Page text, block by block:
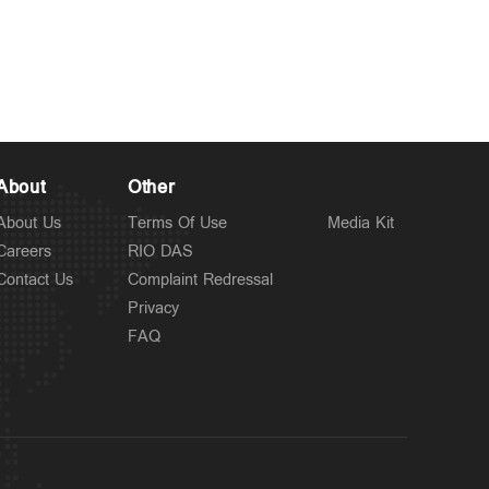
7000 രൂപ പിഴ ചുമത്തി;
മുഖ്യമന്ത്രി
Us
Us
Other
Terms Of Use
RIO DAS
Complaint Redressal
Privacy
FAQ
Media Kit